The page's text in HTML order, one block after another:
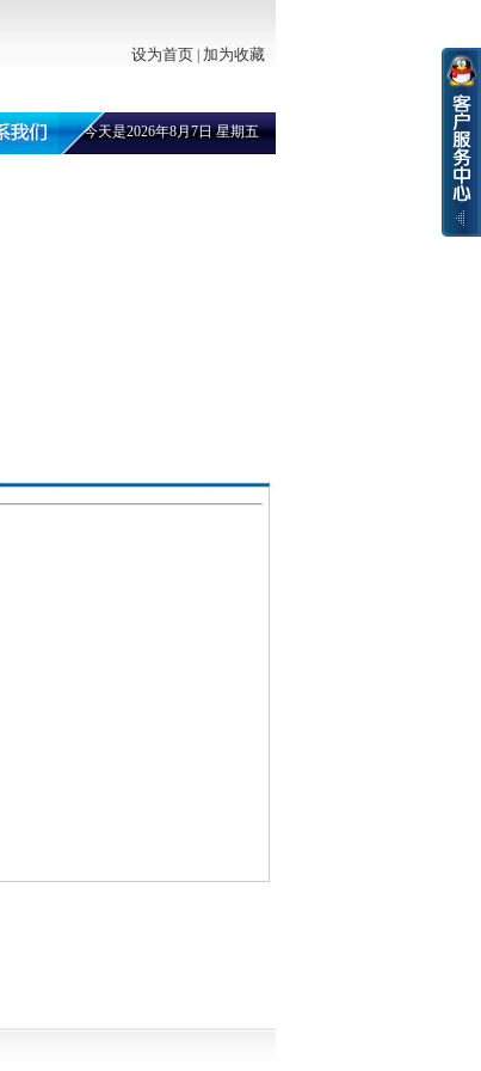
设为首页 加为收藏
今天是2026年8月7日 星期五